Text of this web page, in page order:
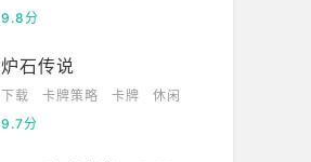
载
9.8分
炉石传说
下载 卡牌策略 卡牌
休闲
9.7分